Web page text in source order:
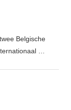
Belgische
…